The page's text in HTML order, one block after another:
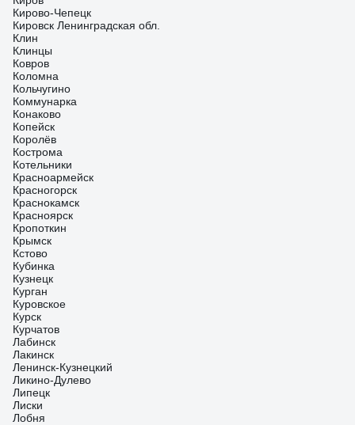
Кирово-Чепецк
Кировск Ленинградская обл.
Клин
Клинцы
Ковров
Коломна
Кольчугино
Коммунарка
Конаково
Копейск
Королёв
Кострома
Котельники
Красноармейск
Красногорск
Краснокамск
Красноярск
Кропоткин
Крымск
Кстово
Кубинка
Кузнецк
Курган
Куровское
Курск
Курчатов
Лабинск
Лакинск
Ленинск-Кузнецкий
Ликино-Дулево
Липецк
Лиски
Лобня